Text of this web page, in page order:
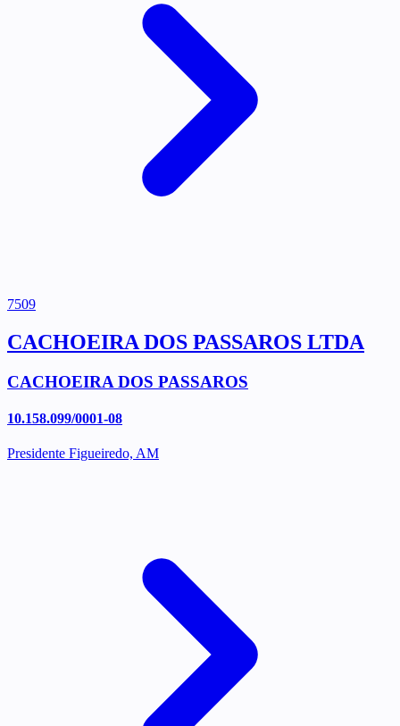
7509
CACHOEIRA DOS PASSAROS LTDA
CACHOEIRA DOS PASSAROS
10.158.099/0001-08
Presidente Figueiredo, AM